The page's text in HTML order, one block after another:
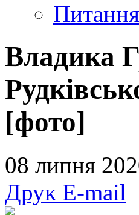
Владика
[фото]
08 липня
Друк E-mail